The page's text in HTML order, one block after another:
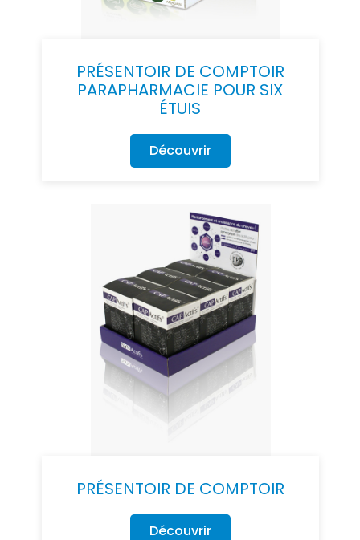
PRÉSENTOIR DE COMPTOIR
PARAPHARMACIE POUR SIX
ÉTUIS
Découvrir
PRÉSENTOIR DE COMPTOIR
Découvrir